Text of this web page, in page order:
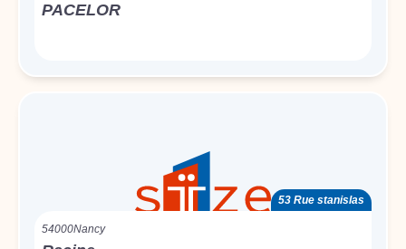
PACELOR
53 Rue stanislas
54000Nancy